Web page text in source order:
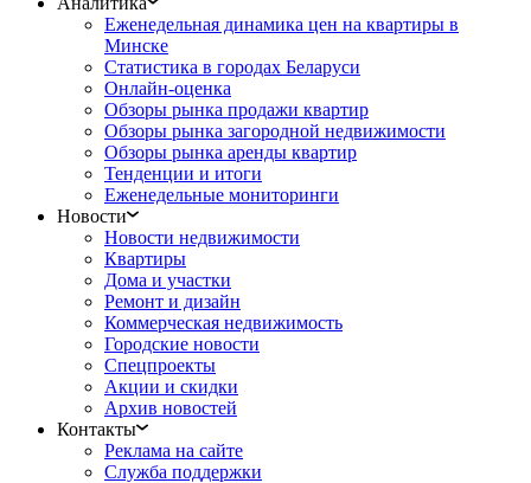
Еженедельная динамика цен на квартиры в
Минске
Статистика в городах Беларуси
Онлайн-оценка
Обзоры рынка продажи квартир
Обзоры рынка загородной недвижимости
Обзоры рынка аренды квартир
Тенденции и итоги
Еженедельные мониторинги
Новости
Новости недвижимости
Квартиры
Дома и участки
Ремонт и дизайн
Коммерческая недвижимость
Городские новости
Спецпроекты
Акции и скидки
Архив новостей
Контакты
Реклама на сайте
Служба поддержки